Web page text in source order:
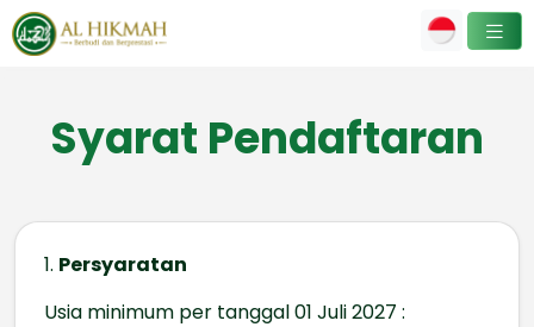
Syarat Pendaftaran
1. Persyaratan
Usia minimum per tanggal 01 Juli 2027 :